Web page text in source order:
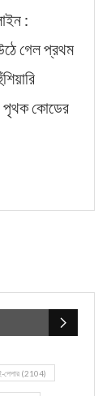
:
গেল প্রথম
পৃথক কোডের
পেপার (2104)